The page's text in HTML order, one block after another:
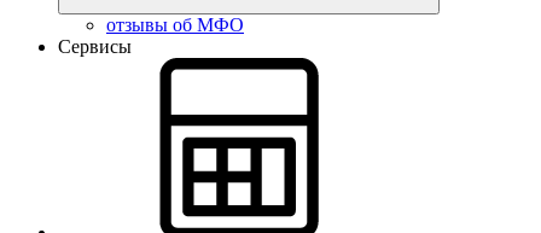
отзывы об МФО
Сервисы